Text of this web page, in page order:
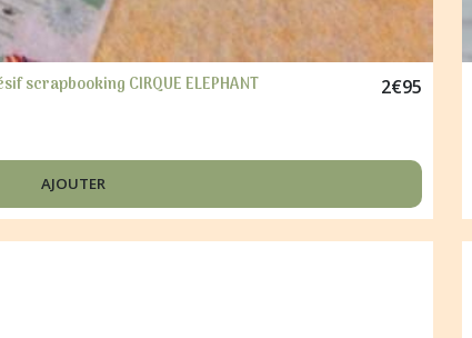
scrapbooking CIRQUE ELEPHANT 2€95
AJOUTER